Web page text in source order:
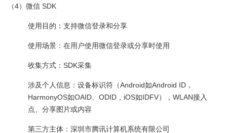
（4）微信 SDK
使用目的：支持微信登录和分享
使用场景：在用户使用微信登录或分享时使用
收集方式：SDK采集
涉及个人信息：设备标识符（Android如Android ID，
HarmonyOS如OAID、ODID，iOS如IDFV），WLAN接入
点、分享图片或内容
第三方主体：深圳市腾讯计算机系统有限公司